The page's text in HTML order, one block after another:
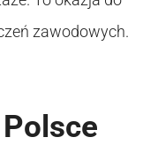
zawodowych.